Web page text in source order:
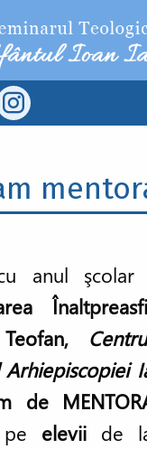
anul şcolar
de
pe elevii de